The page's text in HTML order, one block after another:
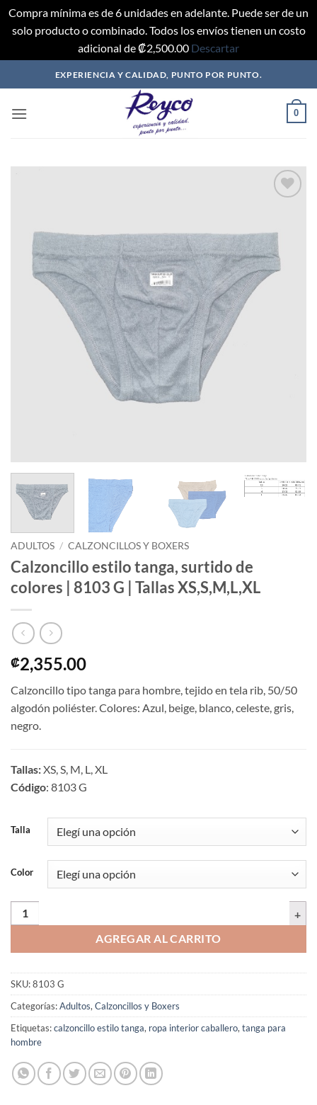
Compra mínima es de 6 unidades en adelante. Puede ser de un
solo producto o combinado. Todos los envíos tienen un costo
adicional de ₡2,500.00 Descartar
al
EXPERIENCIA Y CALIDAD, PUNTO POR PUNTO.
0
lista
deseos
ADULTOS / CALZONCILLOS Y BOXERS
Calzoncillo estilo tanga, surtido de
colores | 8103 G | Tallas XS,S,M,L,XL
₡2,355.00
Calzoncillo tipo tanga para hombre, tejido en tela rib, 50/50
algodón poliéster. Colores: Azul, beige, blanco, celeste, gris,
negro.
Tallas:XS, S, M, L, XL
Código: 8103 G
Talla
Color
Calzoncillo estilo tanga, surtido de colores | 8103 G | Tallas
AGREGAR AL CARRITO
SKU:8103 G
Categorías:Adultos,Calzoncillos y Boxers
Etiquetas:calzoncillo estilo tanga, ropa interior caballero,tanga para
hombre